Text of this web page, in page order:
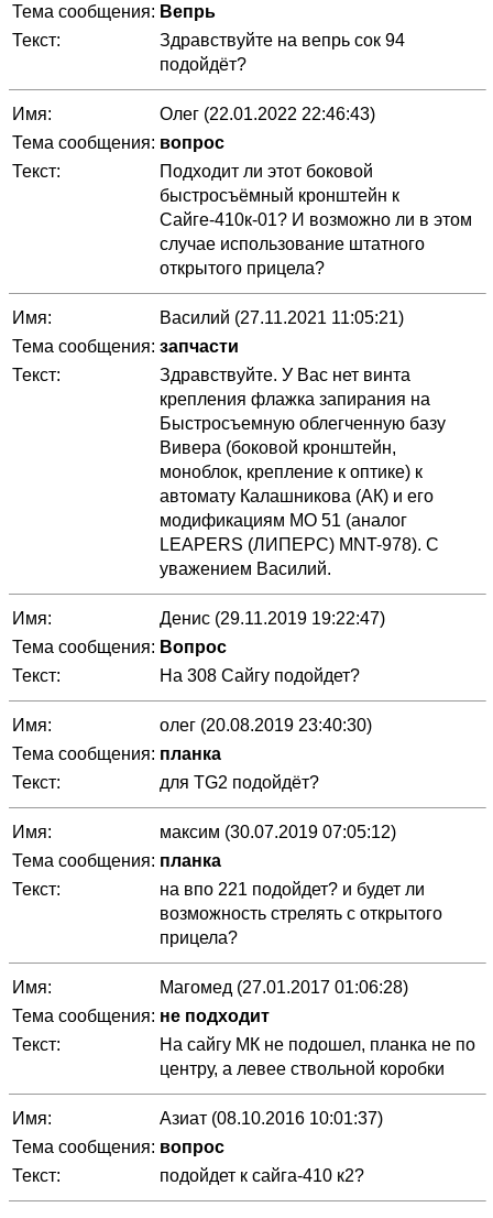
Тема сообщения: Вепрь
Текст:
Здравствуйте на вепрь сок 94
подойдёт?
Имя:
Олег (22.01.2022 22:46:43)
Тема сообщения: вопрос
Текст:
Подходит ли этот боковой
быстросъёмный кронштейн к
Сайге-410к-01? И возможно ли в этом
случае использование штатного
открытого прицела?
Имя:
Василий (27.11.2021 11:05:21)
Тема сообщения: запчасти
Текст:
Здравствуйте. У Вас нет винта
крепления флажка запирания на
Быстросъемную облегченную базу
Вивера (боковой кронштейн,
моноблок, крепление к оптике) к
автомату Калашникова (АК) и его
модификациям МО 51 (аналог
LEAPERS (ЛИПЕРС) MNT-978). С
уважением Василий.
Имя:
Денис (29.11.2019 19:22:47)
Тема сообщения: Вопрос
Текст:
На 308 Сайгу подойдет?
Имя:
олег (20.08.2019 23:40:30)
Тема сообщения: планка
Текст:
для TG2 подойдёт?
Имя:
максим (30.07.2019 07:05:12)
Тема сообщения: планка
Текст:
на впо 221 подойдет? и будет ли
возможность стрелять с открытого
прицела?
Имя:
Магомед (27.01.2017 01:06:28)
Тема сообщения: не подходит
Текст:
На сайгу МК не подошел, планка не по
центру, а левее ствольной коробки
Имя:
Азиат (08.10.2016 10:01:37)
Тема сообщения: вопрос
Текст:
подойдет к сайга-410 к2?